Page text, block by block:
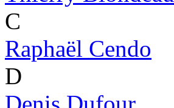
C
Raphaël Cendo
D